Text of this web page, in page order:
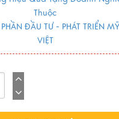
Thuộc
ĐẦU TƯ - PHÁT TRIỂN
VIỆT